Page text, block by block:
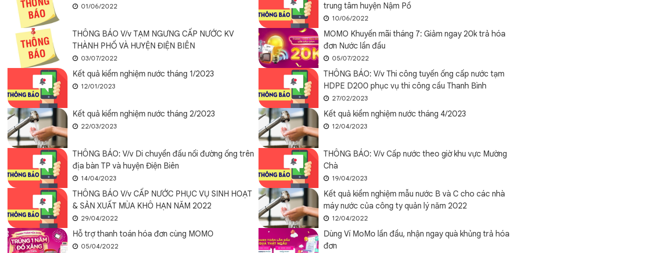
01/06/2022
trung tâm huyện Nậm Pồ
10/06/2022
THÔNG BÁO V/v TẠM NGƯNG CẤP NƯỚC KV
THÀNH PHỐ VÀ HUYỆN ĐIỆN BIÊN
03/07/2022
MOMO Khuyến mãi tháng 7: Giảm ngay 20k trả hóa
đơn Nước lần đầu
05/07/2022
Kết quả kiểm nghiệm nước tháng 1/2023
12/01/2023
THÔNG BÁO: V/v Thi công tuyến ống cấp nước tạm
HDPE D200 phục vụ thi công cầu Thanh Bình
27/02/2023
Kết quả kiểm nghiệm nước tháng 2/2023
22/03/2023
Kết quả kiểm nghiệm nước tháng 4/2023
12/04/2023
THÔNG BÁO: V/v Di chuyển đấu nối đường ống trên
địa bàn TP và huyện Điện Biên
14/04/2023
THÔNG BÁO: V/v Cấp nước theo giờ khu vực Mường
Chà
19/04/2023
THÔNG BÁO V/v CẤP NƯỚC PHỤC VỤ SINH HOẠT
& SẢN XUẤT MÙA KHÔ HẠN NĂM 2022
29/04/2022
Kết quả kiểm nghiệm mẫu nước B và C cho các nhà
máy nước của công ty quản lý năm 2022
12/04/2022
Hỗ trợ thanh toán hóa đơn cùng MOMO
05/04/2022
Dùng Ví MoMo lần đầu, nhận ngay quà khủng trả hóa
đơn